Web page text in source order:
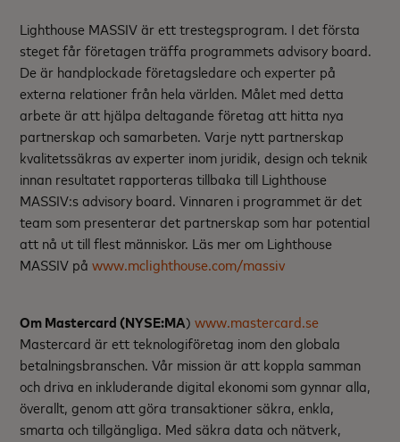
Lighthouse MASSIV är ett trestegsprogram. I det första
steget får företagen träffa programmets advisory board.
De är handplockade företagsledare och experter på
externa relationer från hela världen. Målet med detta
arbete är att hjälpa deltagande företag att hitta nya
partnerskap och samarbeten. Varje nytt partnerskap
kvalitetssäkras av experter inom juridik, design och teknik
innan resultatet rapporteras tillbaka till Lighthouse
MASSIV:s advisory board. Vinnaren i programmet är det
team som presenterar det partnerskap som har potential
att nå ut till flest människor. Läs mer om Lighthouse
MASSIV påwww.mclighthouse.com/massiv
Om Mastercard (NYSE:MA)www.mastercard.se
Mastercard är ett teknologiföretag inom den globala
betalningsbranschen. Vår mission är att koppla samman
och driva en inkluderande digital ekonomi som gynnar alla,
överallt, genom att göra transaktioner säkra, enkla,
smarta och tillgängliga. Med säkra data och nätverk,